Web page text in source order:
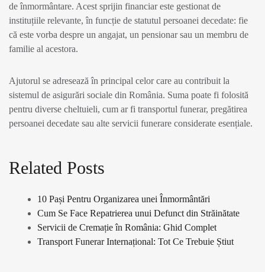
de înmormântare. Acest sprijin financiar este gestionat de
instituțiile relevante, în funcție de statutul persoanei decedate: fie
că este vorba despre un angajat, un pensionar sau un membru de
familie al acestora.
Ajutorul se adresează în principal celor care au contribuit la
sistemul de asigurări sociale din România. Suma poate fi folosită
pentru diverse cheltuieli, cum ar fi transportul funerar, pregătirea
persoanei decedate sau alte servicii funerare considerate esențiale.
Related Posts
10 Pași Pentru Organizarea unei Înmormântări
Cum Se Face Repatrierea unui Defunct din Străinătate
Servicii de Cremație în România: Ghid Complet
Transport Funerar Internațional: Tot Ce Trebuie Știut